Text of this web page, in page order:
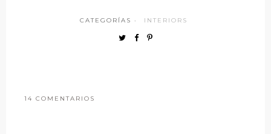
CATEGORÍAS · INTERIORS
14 COMENTARIOS